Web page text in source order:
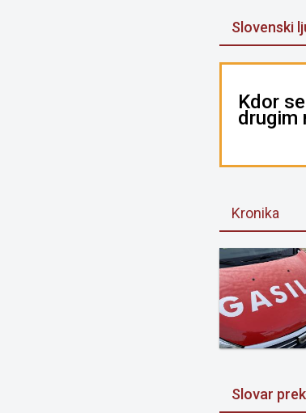
Slovenski
Kdor
drugim
Kronika
Slovar